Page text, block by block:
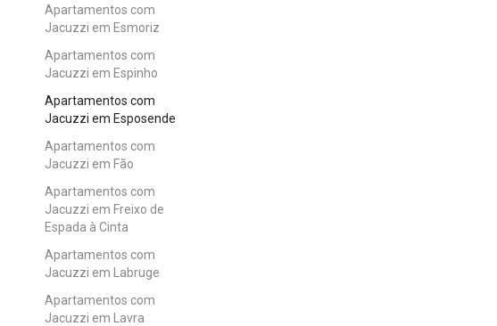
Apartamentos com
Jacuzzi em Esmoriz
Apartamentos com
Jacuzzi em Espinho
Apartamentos com
Jacuzzi em Esposende
Apartamentos com
Jacuzzi em Fão
Apartamentos com
Jacuzzi em Freixo de
Espada à Cinta
Apartamentos com
Jacuzzi em Labruge
Apartamentos com
Jacuzzi em Lavra